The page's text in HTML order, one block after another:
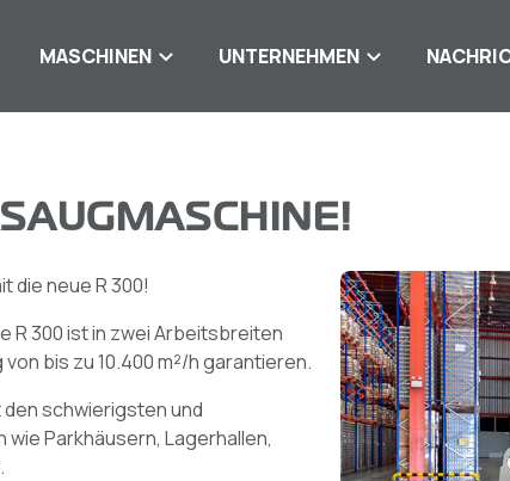
MASCHINEN UNTERNEHMEN
die neue R 300!
R 300 ist in zwei Arbeitsbreiten
bis zu 10.400 m²/h garantieren.
schwierigsten und
Parkhäusern, Lagerhallen,